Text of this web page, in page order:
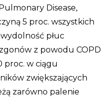
Disease,
5 proc. wszystkich
płuc
z powodu COPD
proc. w ciągu
zwiększających
zarówno palenie